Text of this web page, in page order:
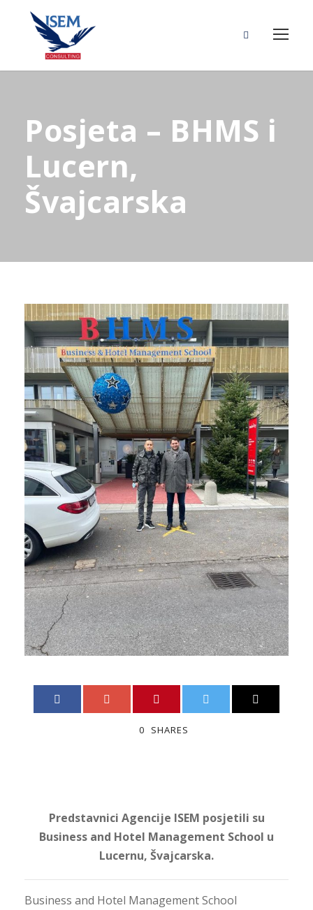
Posjeta – BHMS i
Lucern,
Švajcarska
0 SHARES
Predstavnici Agencije ISEM posjetili su
Business and Hotel Management School u
Lucernu, Švajcarska.
Business and Hotel Management School